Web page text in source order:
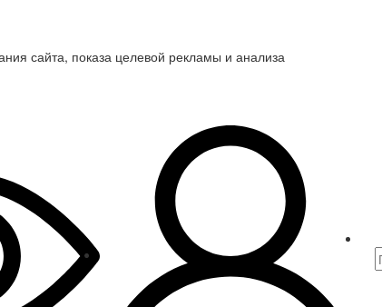
сайта, показа целевой рекламы и анализа